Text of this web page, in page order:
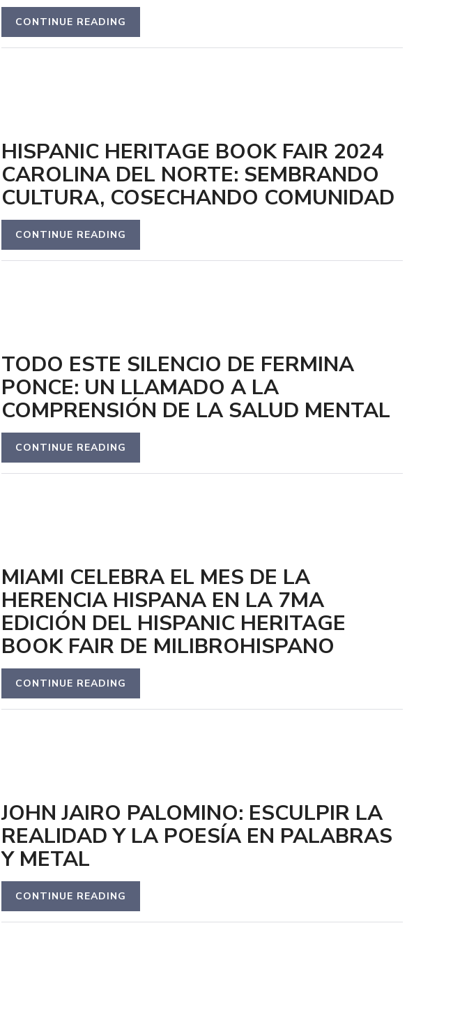
CONTINUE READING
HISPANIC HERITAGE BOOK FAIR 2024
CAROLINA DEL NORTE: SEMBRANDO
CULTURA, COSECHANDO COMUNIDAD
CONTINUE READING
TODO ESTE SILENCIO DE FERMINA
PONCE: UN LLAMADO A LA
COMPRENSIÓN DE LA SALUD MENTAL
CONTINUE READING
MIAMI CELEBRA EL MES DE LA
HERENCIA HISPANA EN LA 7MA
EDICIÓN DEL HISPANIC HERITAGE
BOOK FAIR DE MILIBROHISPANO
CONTINUE READING
JOHN JAIRO PALOMINO: ESCULPIR LA
REALIDAD Y LA POESÍA EN PALABRAS
Y METAL
CONTINUE READING